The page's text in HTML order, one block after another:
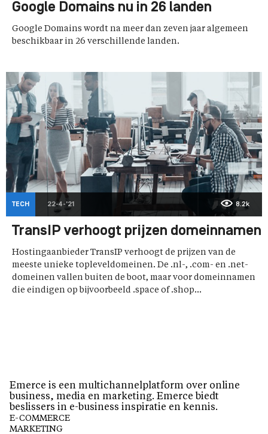
Google Domains nu in 26 landen
Google Domains wordt na meer dan zeven jaar algemeen
beschikbaar in 26 verschillende landen.
TECH 22-4-'21 8.2k
TransIP verhoogt prijzen domeinnamen
Hostingaanbieder TransIP verhoogt de prijzen van de
meeste unieke topleveldomeinen. De .nl-, .com- en .net-
domeinen vallen buiten de boot, maar voor domeinnamen
die eindigen op bijvoorbeeld .space of .shop...
Emerce is een multichannelplatform over online
business, media en marketing. Emerce biedt
beslissers in e-business inspiratie en kennis.
E-COMMERCE
MARKETING